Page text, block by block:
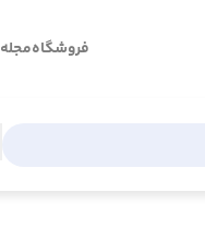
فروشگاهمجله